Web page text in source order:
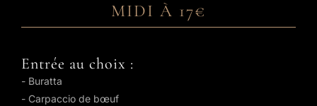
MIDI À 17€
Entrée au choix :
- Buratta
- Carpaccio de bœuf